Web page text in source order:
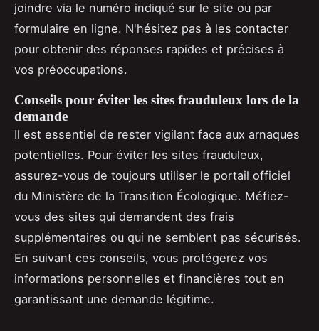
joindre via le numéro indiqué sur le site ou par
formulaire en ligne. N'hésitez pas à les contacter
pour obtenir des réponses rapides et précises à
vos préoccupations.
Conseils pour éviter les sites frauduleux lors de la
demande
Il est essentiel de rester vigilant face aux arnaques
potentielles. Pour éviter les sites frauduleux,
assurez-vous de toujours utiliser le portail officiel
du Ministère de la Transition Écologique. Méfiez-
vous des sites qui demandent des frais
supplémentaires ou qui ne semblent pas sécurisés.
En suivant ces conseils, vous protégerez vos
informations personnelles et financières tout en
garantissant une demande légitime.